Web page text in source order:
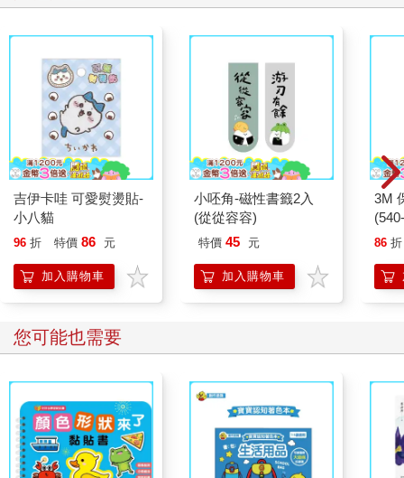
吉伊卡哇 可愛熨燙貼-
小八貓
96 折 特價 86 元
加入購物車
小呸角-磁性書籤2入
(從從容容)
特價 45 元
加入購物車
3M
86 折
您可能也需要